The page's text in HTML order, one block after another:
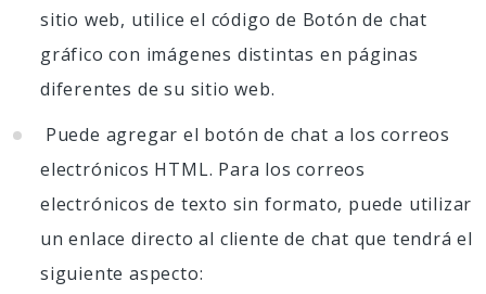
sitio web, utilice el código de Botón de chat
gráfico con imágenes distintas en páginas
diferentes de su sitio web.
Puede agregar el botón de chat a los correos
electrónicos HTML. Para los correos
electrónicos de texto sin formato, puede utilizar
un enlace directo al cliente de chat que tendrá el
siguiente aspecto: